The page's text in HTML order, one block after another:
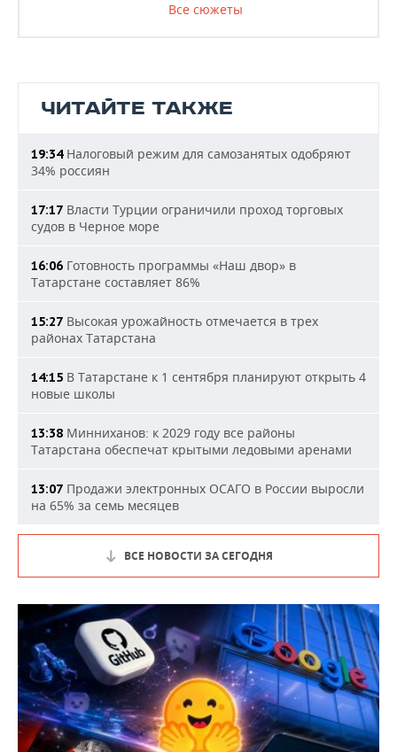
Все сюжеты
ЧИТАЙТЕ ТАКЖЕ
19:34Налоговый режим для самозанятых одобряют
34% россиян
17:17 Власти Турции ограничили проход торговых
судов в Черное море
16:06 Готовность программы «Наш двор» в
Татарстане составляет 86%
15:27 Высокая урожайность отмечается в трех
районах Татарстана
14:15 В Татарстане к 1 сентября планируют открыть 4
новые школы
13:38 Минниханов: к 2029 году все районы
Татарстана обеспечат крытыми ледовыми аренами
13:07 Продажи электронных ОСАГО в России выросли
на 65% за семь месяцев
ВСЕ НОВОСТИ ЗА СЕГОДНЯ